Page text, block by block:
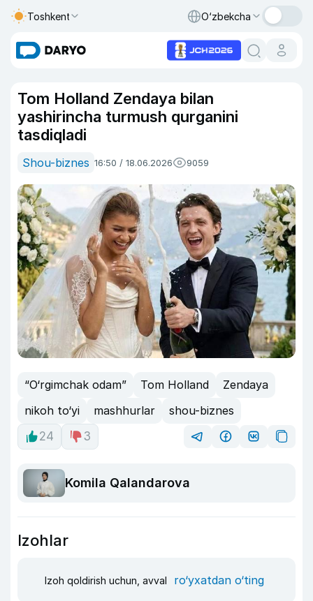
Toshkent O‘zbekcha
Tom Holland Zendaya bilan
yashirincha turmush qurganini
tasdiqladi
Shou-biznes 16:50 / 18.06.2026 9059
“O‘rgimchak odam” Tom Holland
Zendaya
nikoh to‘yi
mashhurlar
shou-biznes
24
3
Komila Qalandarova
Izohlar
Izoh qoldirish uchun, avval ro‘yxatdan o‘ting